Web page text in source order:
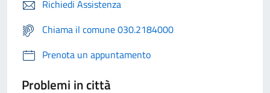
Richiedi Assistenza
Chiama il comune 030.2184000
Prenota un appuntamento
Problemi in città